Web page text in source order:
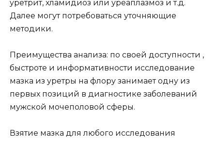
уретрит, хламидиоз или уреаплазмоз и т.д.
Далее могут потребоваться уточняющие
методики.
Преимущества анализа: по своей доступности ,
быстроте и информативности исследование
мазка из уретры на флору занимает одну из
первых позиций в диагностике заболеваний
мужской мочеполовой сферы.
Взятие мазка для любого исследования